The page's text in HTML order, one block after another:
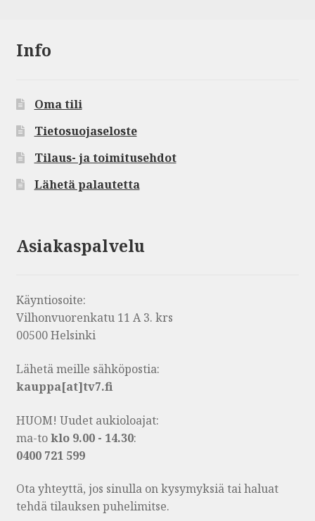
Info
Oma tili
Tietosuojaseloste
Tilaus- ja toimitusehdot
Lähetä palautetta
Asiakaspalvelu
Käyntiosoite:
Vilhonvuorenkatu 11 A 3. krs
00500 Helsinki
Lähetä meille sähköpostia:
kauppa[at]tv7.fi
HUOM! Uudet aukioloajat:
ma-toklo 9.00 - 14.30:
0400 721 599
Ota yhteyttä, jos sinulla on kysymyksiä tai haluat
tehdä tilauksen puhelimitse.